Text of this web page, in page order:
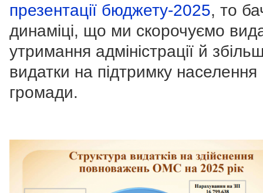
презентації бюджету-2025, то
динаміці, що ми скорочуємо
утримання адміністрації й
видатки на підтримку населення
громади.